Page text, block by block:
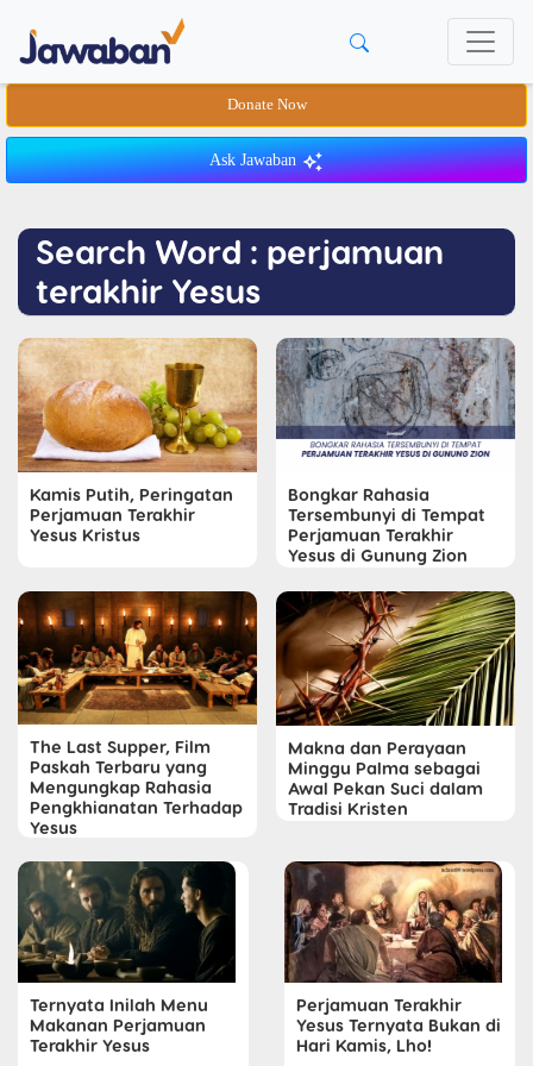
Donate Now
Ask Jawaban
Search Word : perjamuan
terakhir Yesus
Kamis Putih, Peringatan
Perjamuan Terakhir
Yesus Kristus
Bongkar Rahasia
Tersembunyi di Tempat
Perjamuan Terakhir
Yesus di Gunung Zion
The Last Supper, Film
Paskah Terbaru yang
Mengungkap Rahasia
Pengkhianatan Terhadap
Yesus
Makna dan Perayaan
Minggu Palma sebagai
Awal Pekan Suci dalam
Tradisi Kristen
Ternyata Inilah Menu
Makanan Perjamuan
Terakhir Yesus
Perjamuan Terakhir
Yesus Ternyata Bukan di
Hari Kamis, Lho!